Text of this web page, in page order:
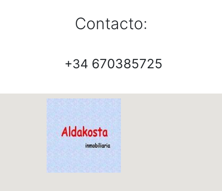
Contacto:
+34 670385725